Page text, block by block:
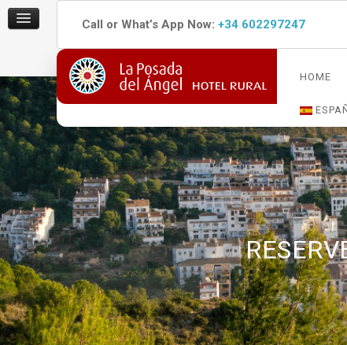
Call or What’s App Now: +34 602297247
HOME